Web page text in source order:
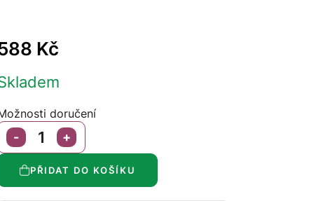
Kč
doručení
PŘIDAT DO KOŠÍKU